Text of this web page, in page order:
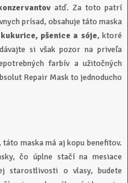
atď. Za toto patrí
prísad, obsahuje táto maska
pšenice a sóje, ktoré
si však pozor na priveľa
farbív a užitočných
Repair Mask to jednoducho
maska má aj kopu benefitov.
čo úplne stačí na mesiace
starostlivosti o vlasy, budete